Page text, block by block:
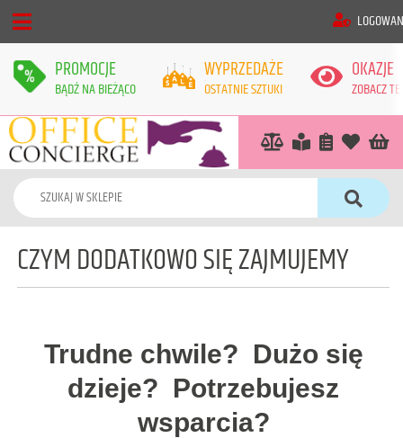
PROMOCJE
BĄDŹ NA BIEŻĄCO
WYPRZEDAŻE
OSTATNIE SZTUKI
OKAZJE
ZOBACZ
CZYM DODATKOWO SIĘ ZAJMUJEMY
Trudne chwile? Dużo się
dzieje? Potrzebujesz
wsparcia?